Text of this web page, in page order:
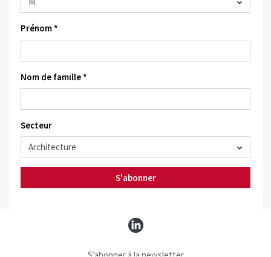
Prénom *
Nom de famille *
Secteur
S'abonner
S’abonner à la newsletter